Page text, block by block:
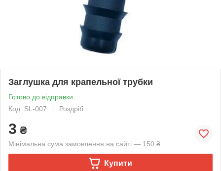
Заглушка для крапельної трубки
Готово до відправки
Код: SL-007
Роздріб
3 ₴
Мінімальна сума замовлення на сайті — 150 ₴
Купити